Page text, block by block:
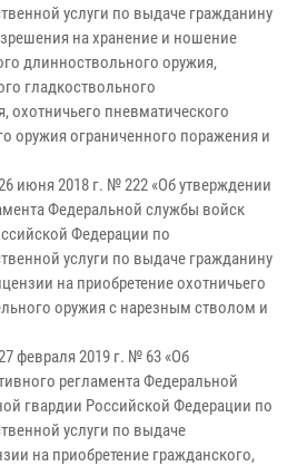
услуги по выдаче гражданину
на хранение и ношение
длинноствольного оружия,
гладкоствольного
охотничьего пневматического
оружия ограниченного поражения и
июня 2018 г. № 222 «Об утверждении
Федеральной службы войск
Федерации по
услуги по выдаче гражданину
на приобретение охотничьего
оружия с нарезным стволом и
февраля 2019 г. № 63 «Об
регламента Федеральной
гвардии Российской Федерации по
услуги по выдаче
на приобретение гражданского,